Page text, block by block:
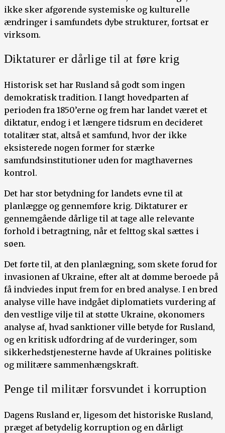
ikke sker afgørende systemiske og kulturelle
ændringer i samfundets dybe strukturer, fortsat er
virksom.
Diktaturer er dårlige til at føre krig
Historisk set har Rusland så godt som ingen
demokratisk tradition. I langt hovedparten af
perioden fra 1850’erne og frem har landet været et
diktatur, endog i et længere tidsrum en decideret
totalitær stat, altså et samfund, hvor der ikke
eksisterede nogen former for stærke
samfundsinstitutioner uden for magthavernes
kontrol.
Det har stor betydning for landets evne til at
planlægge og gennemføre krig. Diktaturer er
gennemgående dårlige til at tage alle relevante
forhold i betragtning, når et felttog skal sættes i
søen.
Det førte til, at den planlægning, som skete forud for
invasionen af Ukraine, efter alt at dømme beroede på
få indviedes input frem for en bred analyse. I en bred
analyse ville have indgået diplomatiets vurdering af
den vestlige vilje til at støtte Ukraine, økonomers
analyse af, hvad sanktioner ville betyde for Rusland,
og en kritisk udfordring af de vurderinger, som
sikkerhedstjenesterne havde af Ukraines politiske
og militære sammenhængskraft.
Penge til militær forsvundet i korruption
Dagens Rusland er, ligesom det historiske Rusland,
præget af betydelig korruption og en dårligt